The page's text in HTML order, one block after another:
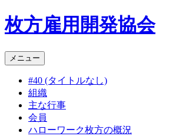
枚方雇用開発協会
メニュー コ
テ
ン
ツ
へ
ス
#40 (タイトルなし)
組織
主な行事
会員
ハローワーク枚方の概況